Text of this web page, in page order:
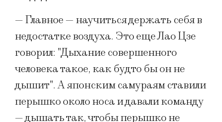
— Главное — научиться держать себя в
недостатке воздуха. Это еще Лао Цзе
говорил: "Дыхание совершенного
человека такое, как будто бы он не
дышит". А японским самураям ставили
перышко около носа и давали команду
— дышать так, чтобы перышко не